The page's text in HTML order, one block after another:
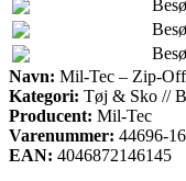
Navn: Mil-Tec – Zip-
Kategori: Tøj & Sko //
Producent: Mil-Tec
Varenummer: 44696-
EAN: 4046872146145